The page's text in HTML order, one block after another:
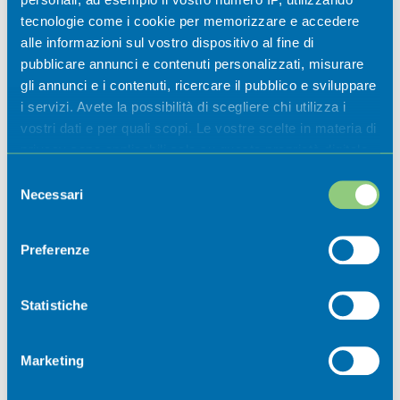
tecnologie come i cookie per memorizzare e accedere
alle informazioni sul vostro dispositivo al fine di
pubblicare annunci e contenuti personalizzati, misurare
gli annunci e i contenuti, ricercare il pubblico e sviluppare
i servizi. Avete la possibilità di scegliere chi utilizza i
vostri dati e per quali scopi. Le vostre scelte in materia di
privacy sono applicabili solo su questa proprietà digitale
modificare o revocare il proprio consenso in qualsiasi
momento dalla Dichiarazione sui cookie o facendo clic
raccogliere informazioni sulla tua posizione
geografica, con un'approssimazione di qualche
Identificare il tuo dispositivo, scansionandolo
delNecessari
Preferenze
Statistiche
Marketing
museali 2026
Casazza
non perdere nessuna novità dal mondo
della Val Cavallina.